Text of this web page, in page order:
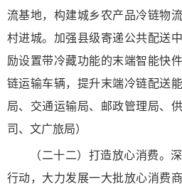
流基地，构建城乡农产品冷链物
村进城。加强县级寄递公共配送
励设置带冷藏功能的末端智能快
链运输车辆，提升末端冷链配送
局、交通运输局、邮政管理局、
司、文广旅局）
（二十二）打造放心消费。
行动，大力发展一大批放心消费